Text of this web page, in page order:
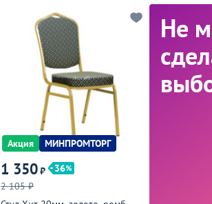
Акция МИНПРОМТОРГ
1 350₽
36
2 105 ₽
Не